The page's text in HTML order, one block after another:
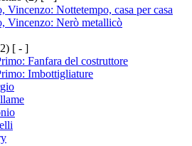
Vincenzo: Nottetempo, casa per casa
Vincenzo: Nerò metallicò
[ - ]
Fanfara del costruttore
Imbottigliature